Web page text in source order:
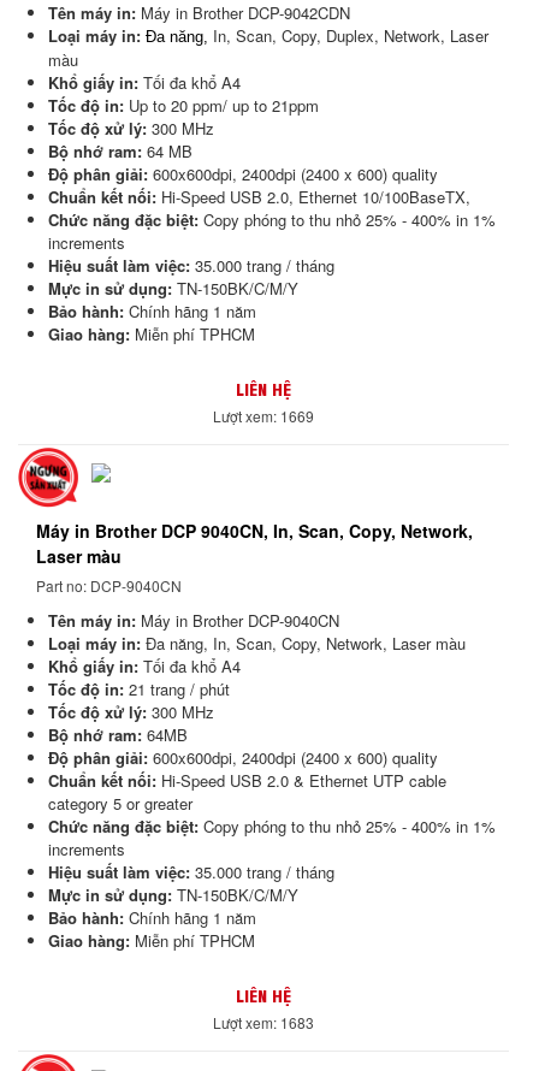
Tên máy in: Máy in Brother DCP-9042CDN
Loại máy in: Đa năng, In, Scan, Copy, Duplex, Network, Laser
màu
Khổ giấy in: Tối đa khổ A4
Tốc độ in: Up to 20 ppm/ up to 21ppm
Tốc độ xử lý: 300 MHz
Bộ nhớ ram: 64 MB
Độ phân giải: 600x600dpi, 2400dpi (2400 x 600) quality
Chuẩn kết nối: Hi-Speed USB 2.0, Ethernet 10/100BaseTX,
Chức năng đặc biệt: Copy phóng to thu nhỏ 25% - 400% in 1%
increments
Hiệu suất làm việc: 35.000 trang / tháng
Mực in sử dụng: TN-150BK/C/M/Y
Bảo hành: Chính hãng 1 năm
Giao hàng: Miễn phí TPHCM
LIÊN HỆ
Lượt xem: 1669
Máy in Brother DCP 9040CN, In, Scan, Copy, Network,
Laser màu
Part no: DCP-9040CN
Tên máy in: Máy in Brother DCP-9040CN
Loại máy in: Đa năng, In, Scan, Copy, Network, Laser màu
Khổ giấy in: Tối đa khổ A4
Tốc độ in: 21 trang / phút
Tốc độ xử lý: 300 MHz
Bộ nhớ ram: 64MB
Độ phân giải: 600x600dpi, 2400dpi (2400 x 600) quality
Chuẩn kết nối: Hi-Speed USB 2.0 & Ethernet UTP cable
category 5 or greater
Chức năng đặc biệt: Copy phóng to thu nhỏ 25% - 400% in 1%
increments
Hiệu suất làm việc: 35.000 trang / tháng
Mực in sử dụng: TN-150BK/C/M/Y
Bảo hành: Chính hãng 1 năm
Giao hàng: Miễn phí TPHCM
LIÊN HỆ
Lượt xem: 1683